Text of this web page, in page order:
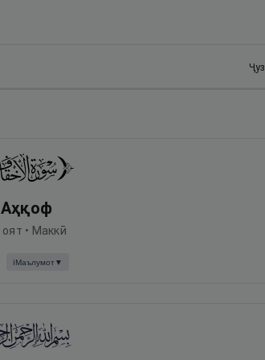
Ҷуз
Аҳқоф
оят • Маккӣ
ℹ️Маълумот▼